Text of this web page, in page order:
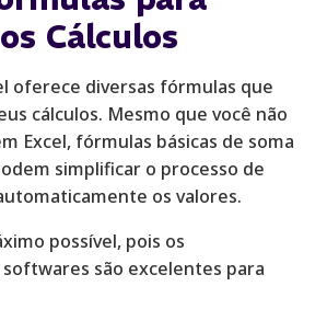
Cálculos
oferece diversas fórmulas que
cálculos. Mesmo que você não
Excel, fórmulas básicas de soma
simplificar o processo de
os valores.
possível, pois os
são excelentes para